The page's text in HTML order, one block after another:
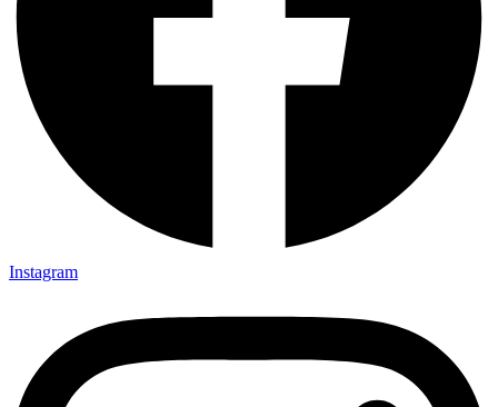
Instagram